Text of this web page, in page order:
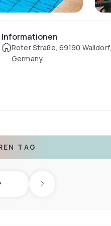
Informationen
Roter Straße, 69190 Walldorf,
Germany
TAG
Next day